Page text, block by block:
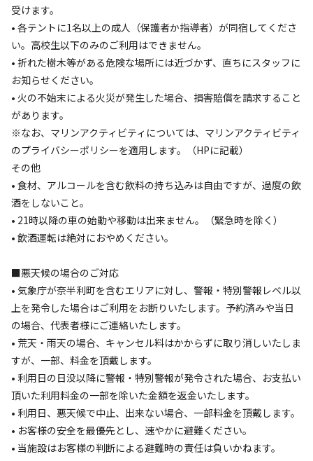
受けます。
• 各テントに1名以上の成人（保護者か指導者）が同宿してくださ
い。高校生以下のみのご利用はできません。
• 折れた樹木等がある危険な場所には近づかず、直ちにスタッフに
お知らせください。
• 火の不始末による火災が発生した場合、損害賠償を請求すること
があります。
※なお、マリンアクティビティについては、マリンアクティビティ
のプライバシーポリシーを適用します。（HPに記載）
その他
• 食材、アルコールを含む飲料の持ち込みは自由ですが、過度の飲
酒をしないこと。
• 21時以降の車の始動や移動は出来ません。（緊急時を除く）
• 飲酒運転は絶対におやめください。
■悪天候の場合のご対応
• 気象庁が奈半利町を含むエリアに対し、警報・特別警報レベル以
上を発令した場合はご利用をお断りいたします。予約済みや当日
の場合、代表者様にご連絡いたします。
• 荒天・雨天の場合、キャンセル料はかからずに取り消しいたしま
すが、一部、料金を頂戴します。
• 利用日の日没以降に警報・特別警報が発令された場合、お支払い
頂いた利用料金の一部を除いた金額を返金いたします。
• 利用日、悪天候で中止、出来ない場合、一部料金を頂戴します。
• お客様の安全を最優先とし、速やかに避難ください。
• 当施設はお客様の判断による避難時の責任は負いかねます。
同伴者
ファミリー
利用日
2026年05月04日
利用区画
区画サイト
参考になった 0
場内共用施設・設備
キャンプ場利用者が利用できる施設・設備:
下記の施設・設備はありません:
温浴施設 /サウナ/ プール / 炊事場 / 給湯設備
ラン/ 売店/ アスレチック・遊具 /コインシャワー / コインランド
リー
レンタル可能用品
【設備】
・テント
・タープ